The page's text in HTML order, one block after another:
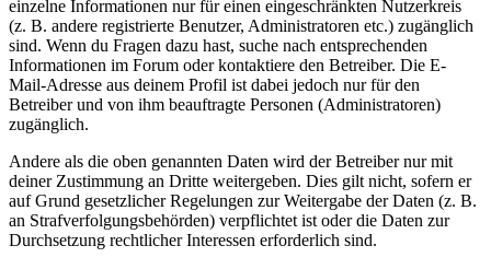
einzelne Informationen nur für einen eingeschränkten Nutzerkreis
(z. B. andere registrierte Benutzer, Administratoren etc.) zugänglich
sind. Wenn du Fragen dazu hast, suche nach entsprechenden
Informationen im Forum oder kontaktiere den Betreiber. Die E-
Mail-Adresse aus deinem Profil ist dabei jedoch nur für den
Betreiber und von ihm beauftragte Personen (Administratoren)
zugänglich.
Andere als die oben genannten Daten wird der Betreiber nur mit
deiner Zustimmung an Dritte weitergeben. Dies gilt nicht, sofern er
auf Grund gesetzlicher Regelungen zur Weitergabe der Daten (z. B.
an Strafverfolgungsbehörden) verpflichtet ist oder die Daten zur
Durchsetzung rechtlicher Interessen erforderlich sind.